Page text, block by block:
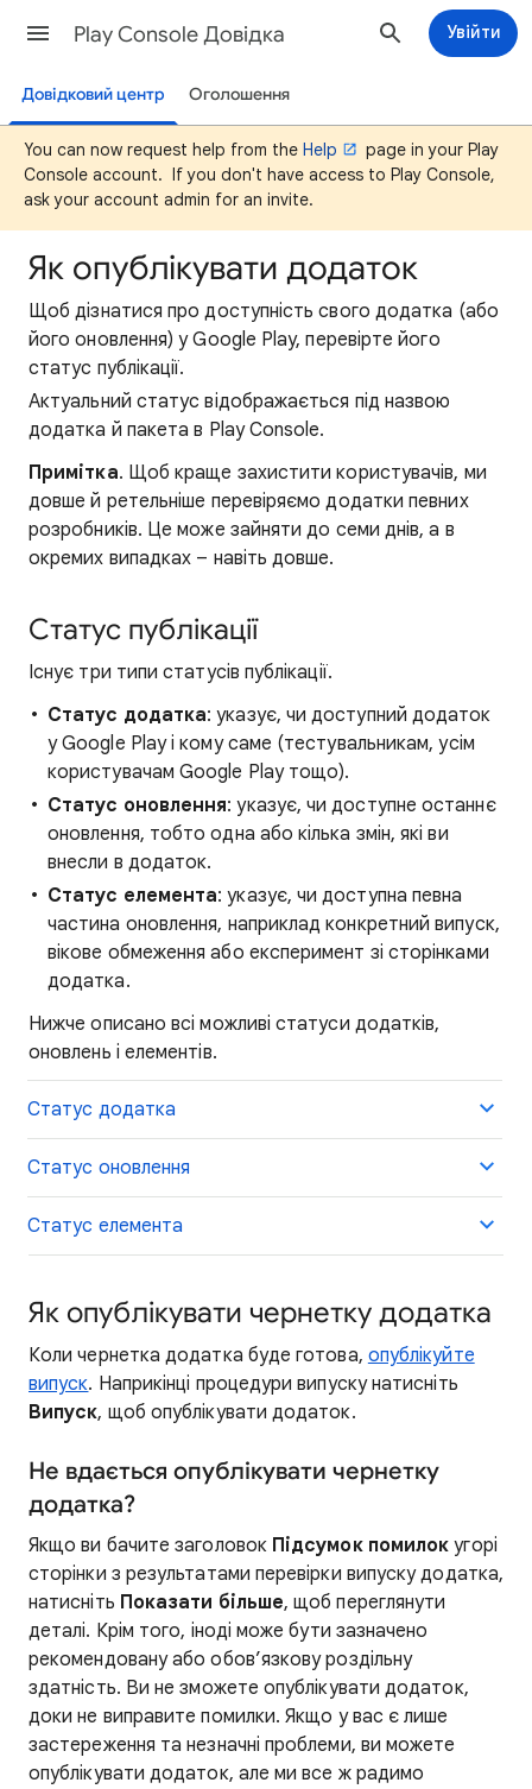
Play Console Довідка Увійти
Довідковий центр Оголошення
You can now request help from the Help
page in your Play
Console account. If you don't have access to Play Console,
ask your account admin for an invite.
Як опублікувати додаток
Щоб дізнатися про доступність свого додатка (або
його оновлення) у Google Play, перевірте його
статус публікації.
Актуальний статус відображається під назвою
додатка й пакета в Play Console.
Примітка. Щоб краще захистити користувачів, ми
довше й ретельніше перевіряємо додатки певних
розробників. Це може зайняти до семи днів, а в
окремих випадках – навіть довше.
Статус публікації
Існує три типи статусів публікації.
Статус додатка: указує, чи доступний додаток
у Google Play і кому саме (тестувальникам, усім
користувачам Google Play тощо).
Статус оновлення: указує, чи доступне останнє
оновлення, тобто одна або кілька змін, які ви
внесли в додаток.
Статус елемента: указує, чи доступна певна
частина оновлення, наприклад конкретний випуск,
вікове обмеження або експеримент зі сторінками
додатка.
Нижче описано всі можливі статуси додатків,
оновлень і елементів.
Статус додатка
Статус оновлення
Статус елемента
Як опублікувати чернетку додатка
Коли чернетка додатка буде готова, опублікуйте
випуск. Наприкінці процедури випуску натисніть
Випуск, щоб опублікувати додаток.
Не вдається опублікувати чернетку
додатка?
Якщо ви бачите заголовок Підсумок помилок угорі
сторінки з результатами перевірки випуску додатка,
натисніть Показати більше, щоб переглянути
деталі. Крім того, іноді може бути зазначено
рекомендовану або обов’язкову роздільну
здатність. Ви не зможете опублікувати додаток,
доки не виправите помилки. Якщо у вас є лише
застереження та незначні проблеми, ви можете
опублікувати додаток, але ми все ж радимо